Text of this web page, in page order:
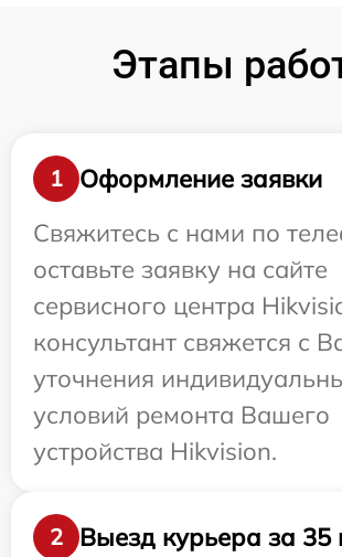
Этапы
1
Оформление заявки
Свяжитесь с нами по
оставьте заявку на сайте
сервисного центра
консультант свяжется с
уточнения
условий ремонта Вашего
устройства Hikvision.
2 Выезд курьера за 35